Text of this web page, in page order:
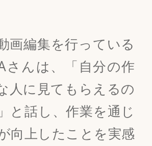
画編集を行っている
さんは、「自分の作
人に見てもらえるの
と話し、作業を通じ
向上したことを実感